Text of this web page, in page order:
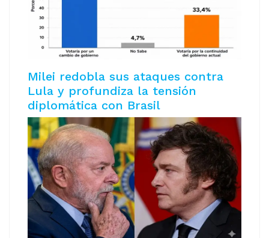
Milei redobla sus ataques contra
Lula y profundiza la tensión
diplomática con Brasil